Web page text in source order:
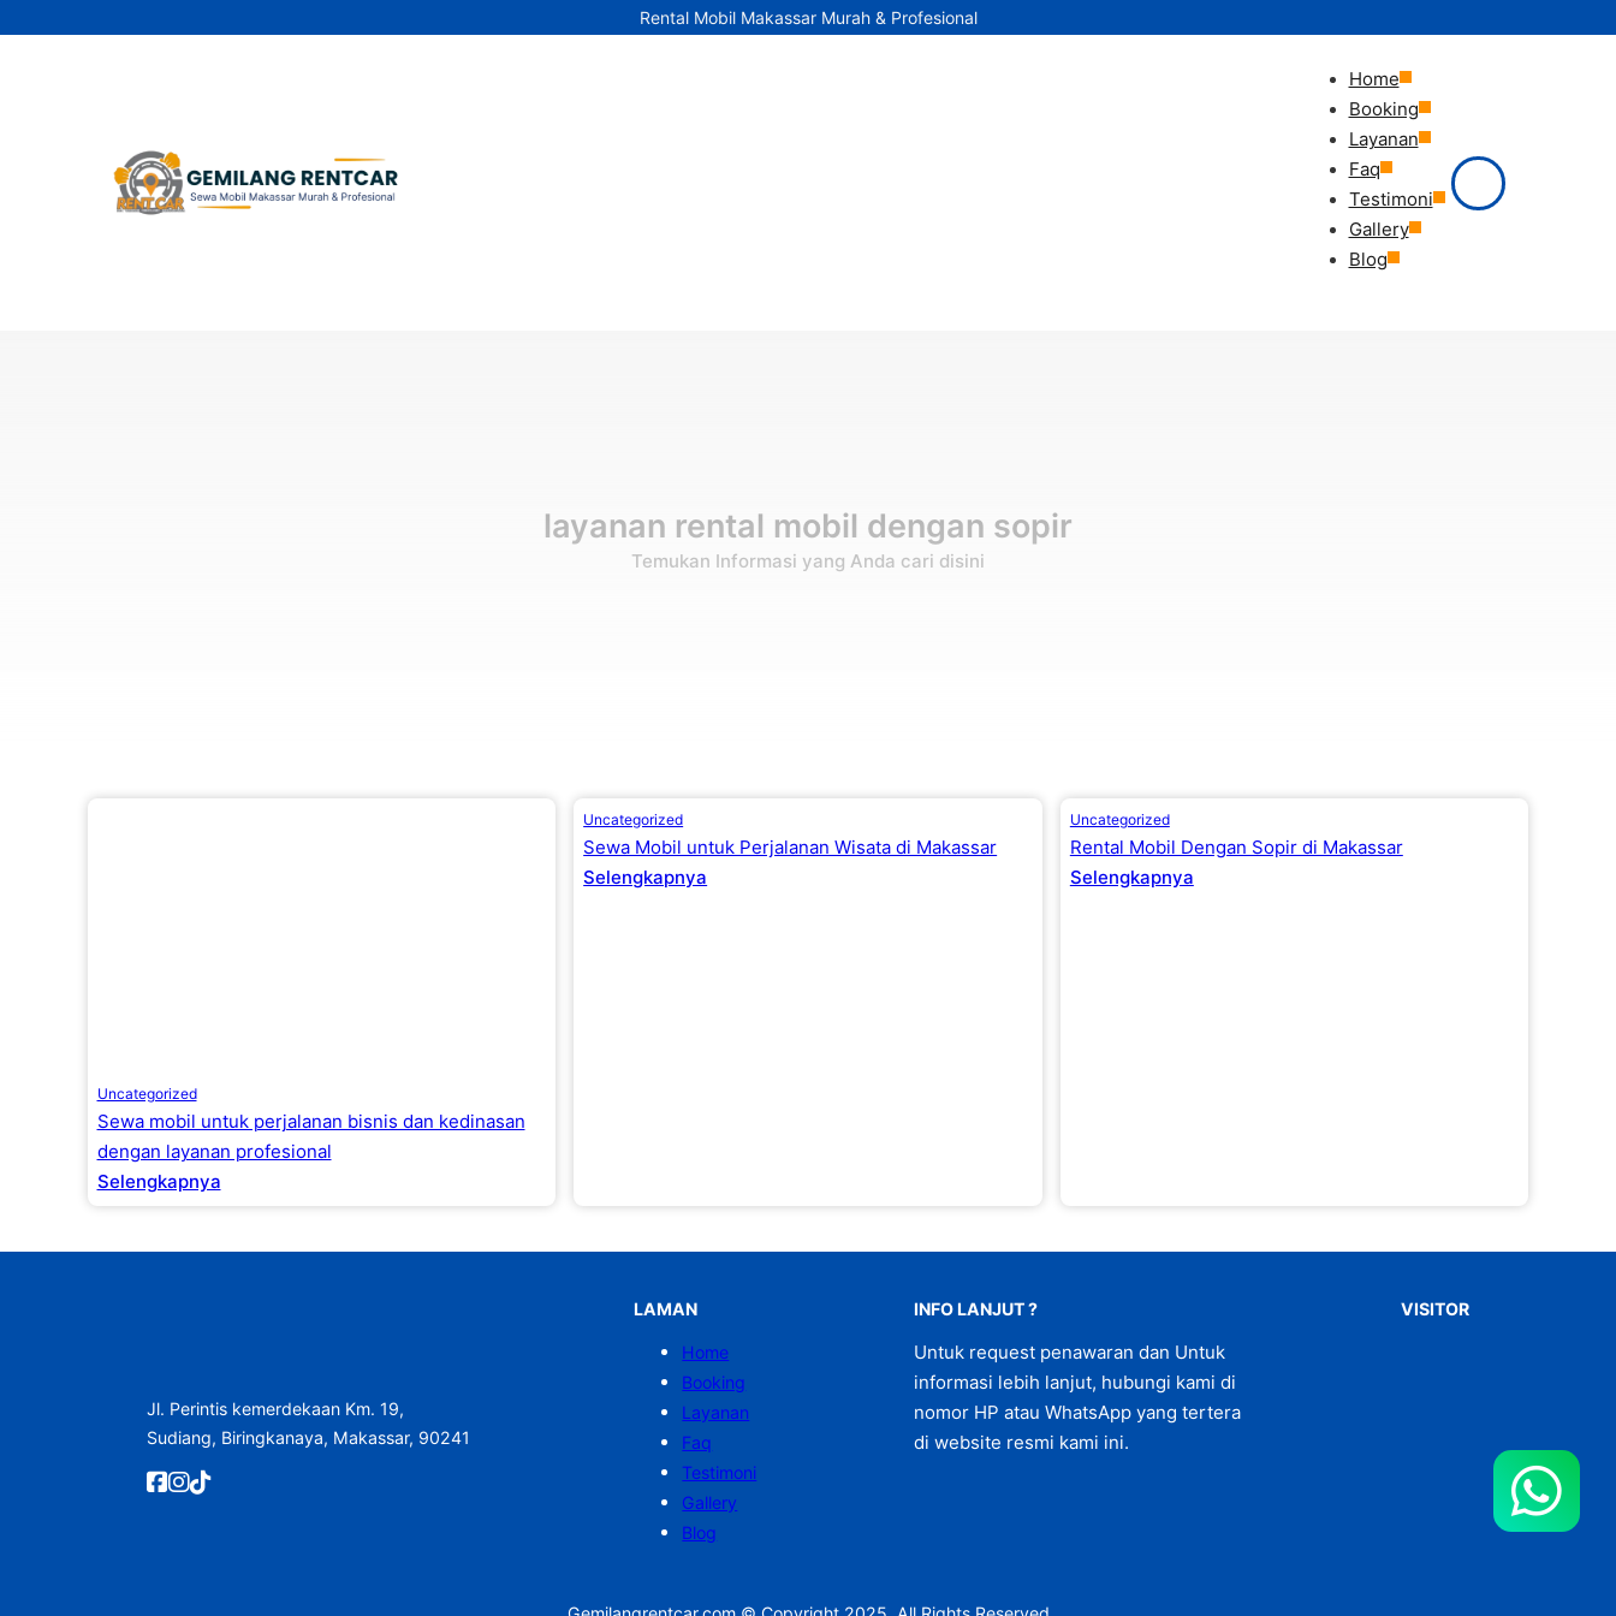
Rental Mobil Makassar Murah & Profesional
Home
Booking
Layanan
Faq
Testimoni
Gallery
Blog
layanan rental mobil dengan sopir
Temukan Informasi yang Anda cari disini
Uncategorized
Sewa mobil untuk perjalanan bisnis dan kedinasan
dengan layanan profesional
Selengkapnya
Uncategorized
Sewa Mobil untuk Perjalanan Wisata di Makassar
Selengkapnya
Uncategorized
Rental Mobil Dengan Sopir di Makassar
Selengkapnya
Jl. Perintis kemerdekaan Km. 19,
Sudiang, Biringkanaya, Makassar, 90241
LAMAN
Home
Booking
Layanan
Faq
Testimoni
Gallery
Blog
INFO LANJUT ?
Untuk request penawaran dan Untuk
informasi lebih lanjut, hubungi kami di
nomor HP atau WhatsApp yang tertera
di website resmi kami ini.
VISITOR